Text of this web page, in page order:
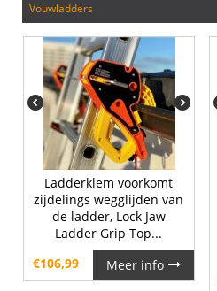
vouwladders
Ladderklem voorkomt
zijdelings wegglijden van
de ladder, Lock Jaw
Ladder Grip Top...
€106,99 Meer info